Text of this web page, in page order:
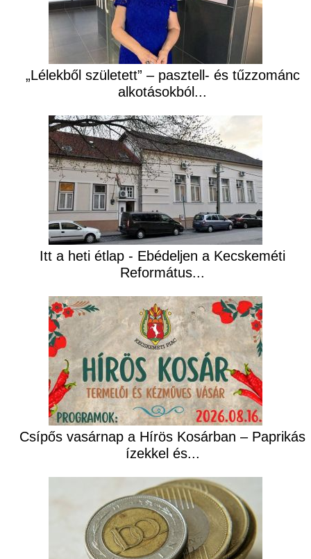
„Lélekből született” – pasztell- és tűzzománc
alkotásokból...
Itt a heti étlap - Ebédeljen a Kecskeméti
Református...
Csípős vasárnap a Hírös Kosárban – Paprikás
ízekkel és...